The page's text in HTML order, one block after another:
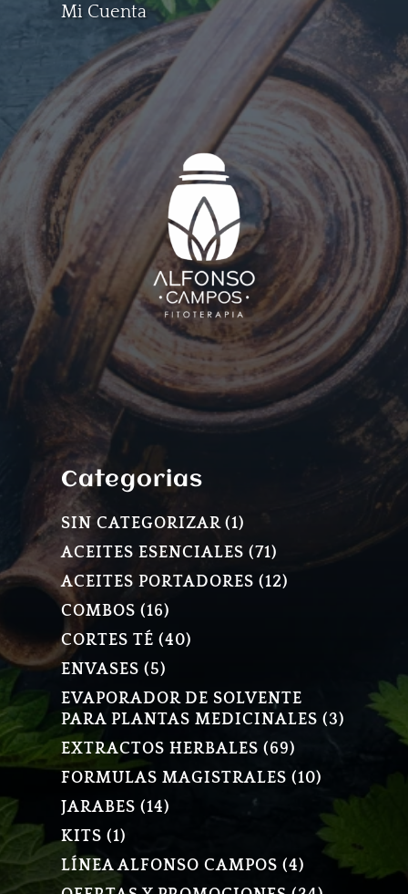
Mi Cuenta
Categorias
SIN CATEGORIZAR 11
PRODUCTO
ACEITES ESENCIALES 7171
PRODUCTOS
ACEITES PORTADORES 1212
COMBOS 1616
PRODUCTOS
CORTES TÉ 4040
ENVASES 55
PRODUCTOS
EVAPORADOR DE SOLVENTE
PARA PLANTAS MEDICINALES
33
EXTRACTOS HERBALES 6969
PRODUCTOS
FORMULAS MAGISTRALES 1010
JARABES 1414
KITS 11
PRODUCTO
LÍNEA ALFONSO CAMPOS 44
PRODUCTOS